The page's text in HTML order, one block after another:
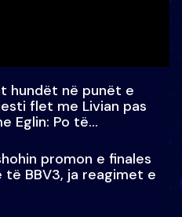
hundët në punët e
flet me Livian pas
Eglin: Po të
promon e finales
të BBV3, ja reagimet e